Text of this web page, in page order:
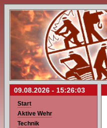
09.08.2026 - 15:26:03
Start
Aktive Wehr
Technik